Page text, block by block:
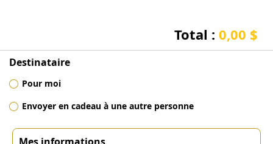
Total : 0,00 $
Destinataire
Pour moi
Envoyer en cadeau à une autre personne